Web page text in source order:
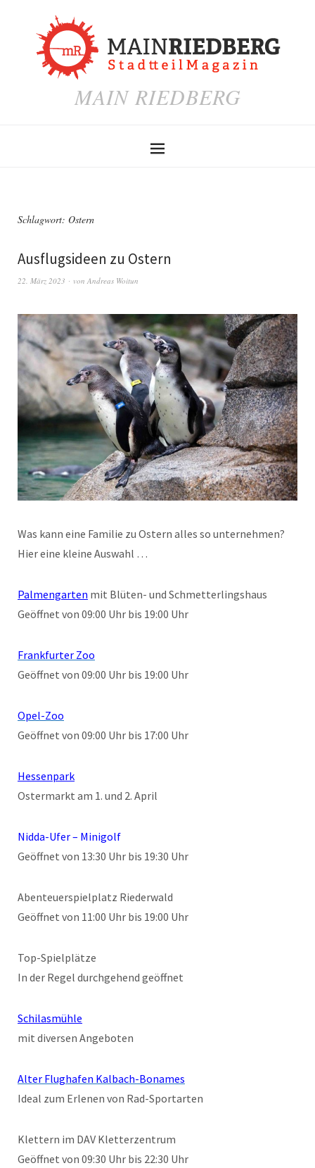
MAIN RIEDBERG
Schlagwort: Ostern
Ausflugsideen zu Ostern
22. März 2023 von Andreas Woitun
Was kann eine Familie zu Ostern alles so unternehmen?
Hier eine kleine Auswahl …
Palmengarten mit Blüten- und Schmetterlingshaus
Geöffnet von 09:00 Uhr bis 19:00 Uhr
Frankfurter Zoo
Geöffnet von 09:00 Uhr bis 19:00 Uhr
Opel-Zoo
Geöffnet von 09:00 Uhr bis 17:00 Uhr
Hessenpark
Ostermarkt am 1. und 2. April
Nidda-Ufer – Minigolf
Geöffnet von 13:30 Uhr bis 19:30 Uhr
Abenteuerspielplatz Riederwald
Geöffnet von 11:00 Uhr bis 19:00 Uhr
Top-Spielplätze
In der Regel durchgehend geöffnet
Schilasmühle
mit diversen Angeboten
Alter Flughafen Kalbach-Bonames
Ideal zum Erlenen von Rad-Sportarten
Klettern im DAV Kletterzentrum
Geöffnet von 09:30 Uhr bis 22:30 Uhr